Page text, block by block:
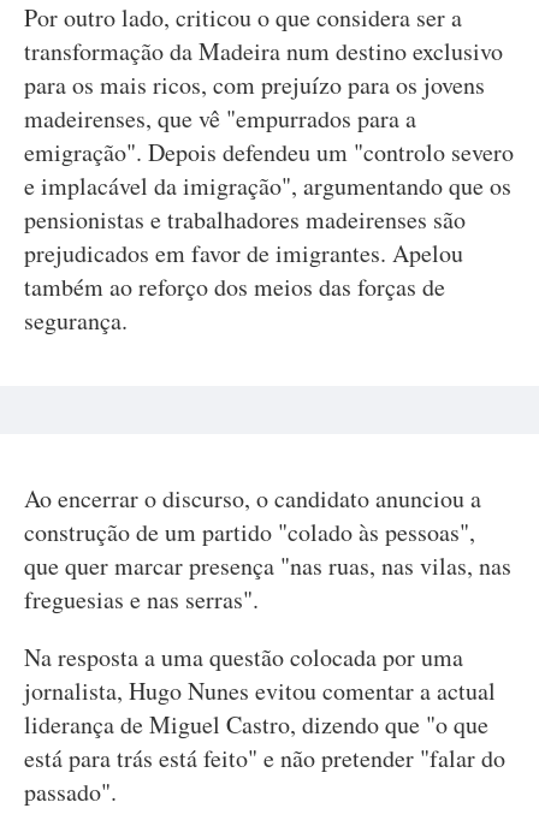
Por outro lado, criticou o que considera ser a
transformação da Madeira num destino exclusivo
para os mais ricos, com prejuízo para os jovens
madeirenses, que vê "empurrados para a
emigração". Depois defendeu um "controlo severo
e implacável da imigração", argumentando que os
pensionistas e trabalhadores madeirenses são
prejudicados em favor de imigrantes. Apelou
também ao reforço dos meios das forças de
segurança.
Ao encerrar o discurso, o candidato anunciou a
construção de um partido "colado às pessoas",
que quer marcar presença "nas ruas, nas vilas, nas
freguesias e nas serras".
Na resposta a uma questão colocada por uma
jornalista, Hugo Nunes evitou comentar a actual
liderança de Miguel Castro, dizendo que "o que
está para trás está feito" e não pretender "falar do
passado".